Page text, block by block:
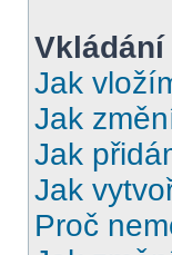
Jak
Jak
Jak
Jak
Proč